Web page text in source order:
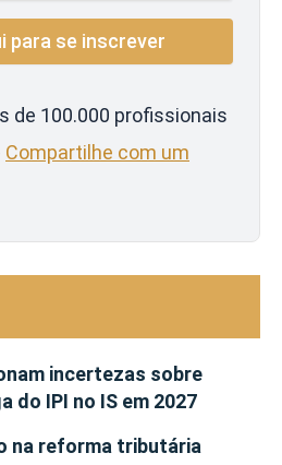
de 100.000 profissionais
Compartilhe com um
incertezas sobre
do IPI no IS em 2027
na reforma tributária